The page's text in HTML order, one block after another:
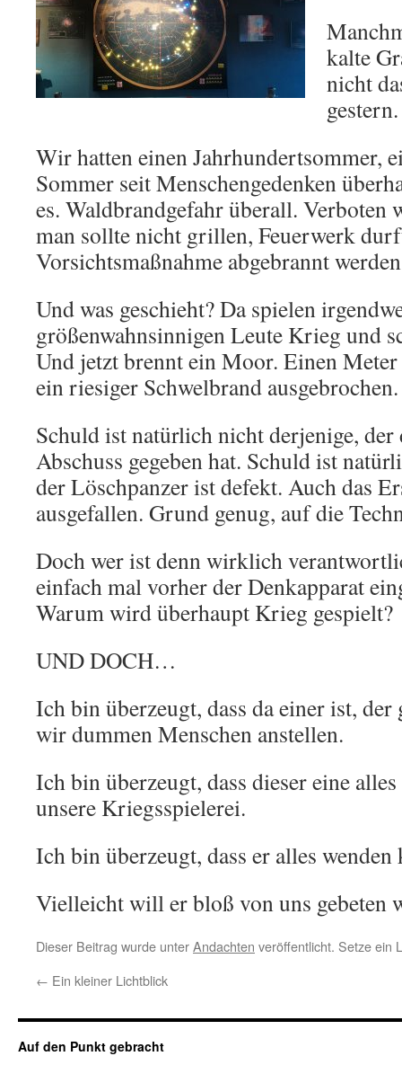
kalte
nicht
gestern.
Wir hatten einen Jahrhundertsommer,
Sommer seit Menschengedenken
es. Waldbrandgefahr überall. Verboten
man sollte nicht grillen, Feuerwerk
Vorsichtsmaßnahme abgebrannt
Und was geschieht? Da spielen
größenwahnsinnigen Leute Krieg und
Und jetzt brennt ein Moor. Einen
ein riesiger Schwelbrand ausgebrochen.
Schuld ist natürlich nicht derjenige, der
Abschuss gegeben hat. Schuld ist
der Löschpanzer ist defekt. Auch das
ausgefallen. Grund genug, auf die
Doch wer ist denn wirklich
einfach mal vorher der Denkapparat
Warum wird überhaupt Krieg gespielt?
UND DOCH…
Ich bin überzeugt, dass da einer ist, der
wir dummen Menschen anstellen.
Ich bin überzeugt, dass dieser eine
unsere Kriegsspielerei.
Ich bin überzeugt, dass er alles wenden
Vielleicht will er bloß von uns gebeten
Dieser Beitrag wurde unterAndachten veröffentlicht. Setze ein
← Ein kleiner Lichtblick
Auf den Punkt gebracht